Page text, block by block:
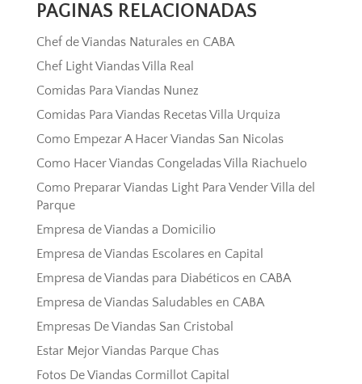
PAGINAS RELACIONADAS
Chef de Viandas Naturales en CABA
Chef Light Viandas Villa Real
Comidas Para Viandas Nunez
Comidas Para Viandas Recetas Villa Urquiza
Como Empezar A Hacer Viandas San Nicolas
Como Hacer Viandas Congeladas Villa Riachuelo
Como Preparar Viandas Light Para Vender Villa del
Parque
Empresa de Viandas a Domicilio
Empresa de Viandas Escolares en Capital
Empresa de Viandas para Diabéticos en CABA
Empresa de Viandas Saludables en CABA
Empresas De Viandas San Cristobal
Estar Mejor Viandas Parque Chas
Fotos De Viandas Cormillot Capital